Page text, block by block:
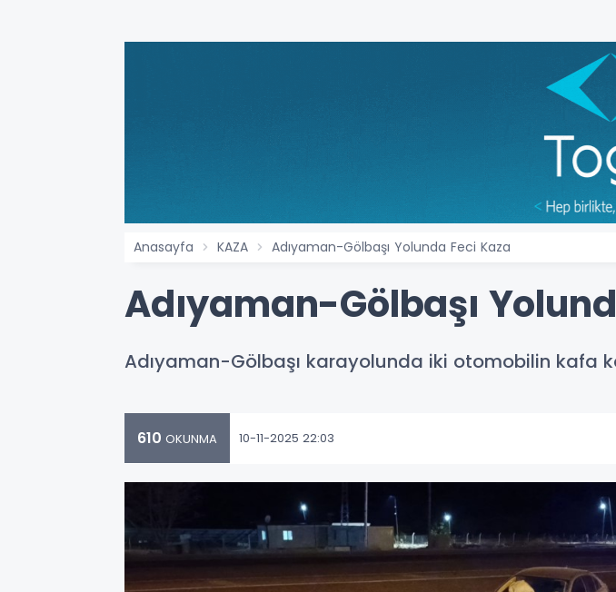
Anasayfa KAZA Adıyaman-Gölbaşı Yolunda Feci Kaza
Adıyaman-Gölbaşı
Adıyaman-Gölbaşı karayolunda iki otomobilin kafa
610 OKUNMA 10-11-2025 22:03